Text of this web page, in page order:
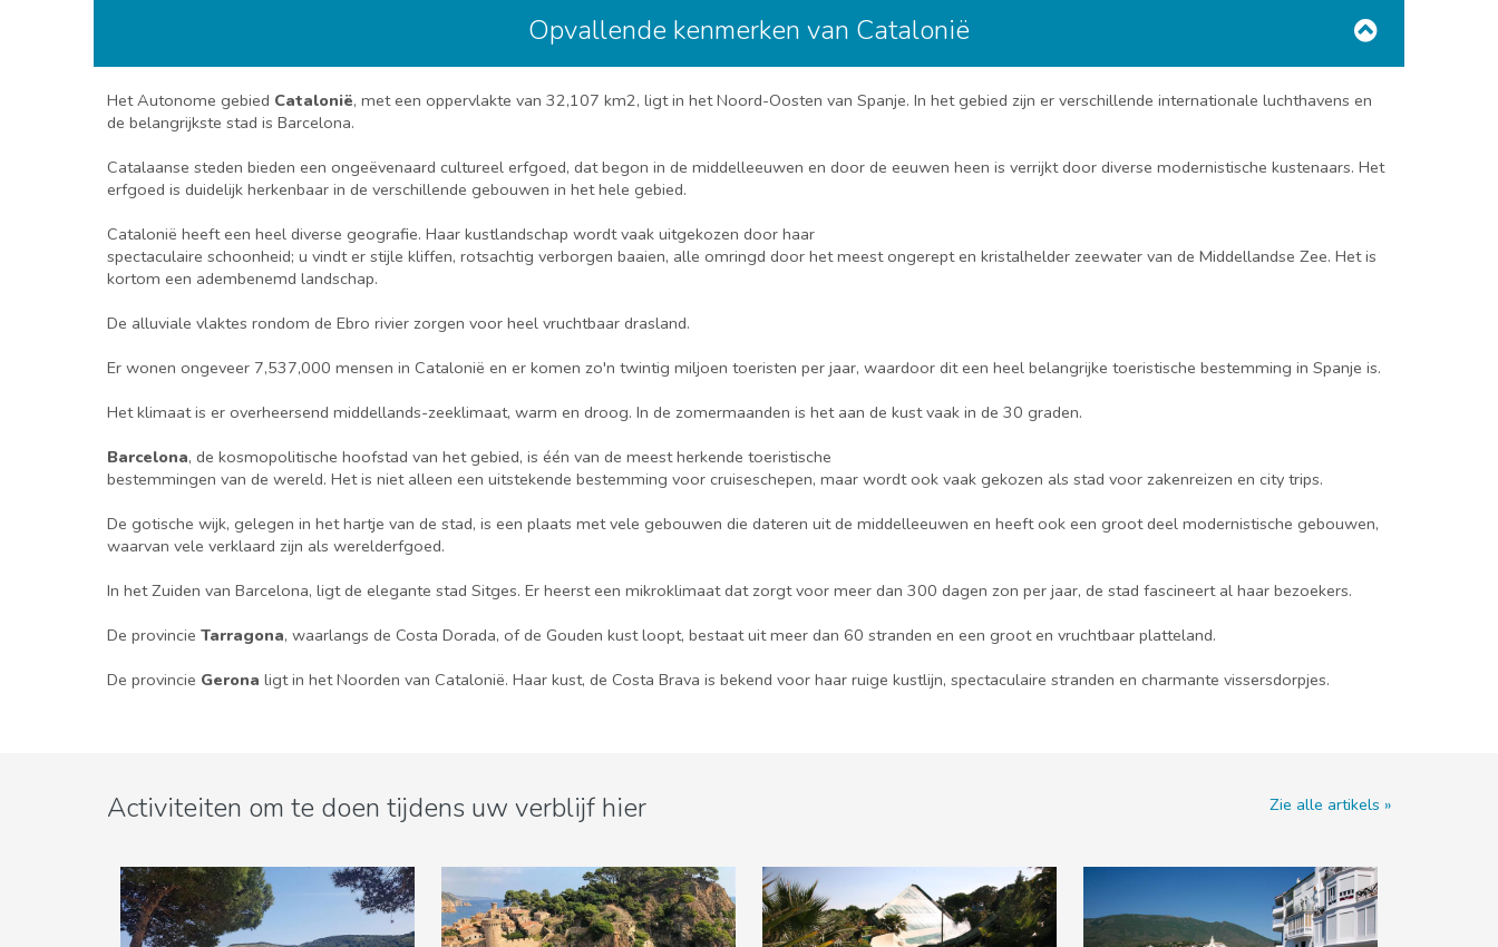
Opvallende kenmerken van Catalonië
Het Autonome gebied Catalonië, met een oppervlakte van 32,107 km2, ligt in het Noord-Oosten van Spanje. In het gebied zijn er verschillende internationale luchthavens en
de belangrijkste stad is Barcelona.
Catalaanse steden bieden een ongeëvenaard cultureel erfgoed, dat begon in de middelleeuwen en door de eeuwen heen is verrijkt door diverse modernistische kustenaars. Het
erfgoed is duidelijk herkenbaar in de verschillende gebouwen in het hele gebied.
Catalonië heeft een heel diverse geografie. Haar kustlandschap wordt vaak uitgekozen door haar
spectaculaire schoonheid; u vindt er stijle kliffen, rotsachtig verborgen baaien, alle omringd door het meest ongerept en kristalhelder zeewater van de Middellandse Zee. Het is
kortom een adembenemd landschap.
De alluviale vlaktes rondom de Ebro rivier zorgen voor heel vruchtbaar drasland.
Er wonen ongeveer 7,537,000 mensen in Catalonië en er komen zo'n twintig miljoen toeristen per jaar, waardoor dit een heel belangrijke toeristische bestemming in Spanje is.
Het klimaat is er overheersend middellands-zeeklimaat, warm en droog. In de zomermaanden is het aan de kust vaak in de 30 graden.
Barcelona, de kosmopolitische hoofstad van het gebied, is één van de meest herkende toeristische
bestemmingen van de wereld. Het is niet alleen een uitstekende bestemming voor cruiseschepen, maar wordt ook vaak gekozen als stad voor zakenreizen en city trips.
De gotische wijk, gelegen in het hartje van de stad, is een plaats met vele gebouwen die dateren uit de middelleeuwen en heeft ook een groot deel modernistische gebouwen,
waarvan vele verklaard zijn als werelderfgoed.
In het Zuiden van Barcelona, ligt de elegante stad Sitges. Er heerst een mikroklimaat dat zorgt voor meer dan 300 dagen zon per jaar, de stad fascineert al haar bezoekers.
De provincie Tarragona, waarlangs de Costa Dorada, of de Gouden kust loopt, bestaat uit meer dan 60 stranden en een groot en vruchtbaar platteland.
De provincie Gerona ligt in het Noorden van Catalonië. Haar kust, de Costa Brava is bekend voor haar ruige kustlijn, spectaculaire stranden en charmante vissersdorpjes.
Activiteiten om te doen tijdens uw verblijf hier Zie alle artikels